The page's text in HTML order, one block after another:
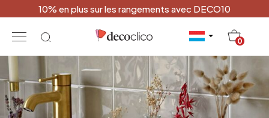
10% en plus sur les rangements avec DECO10
0